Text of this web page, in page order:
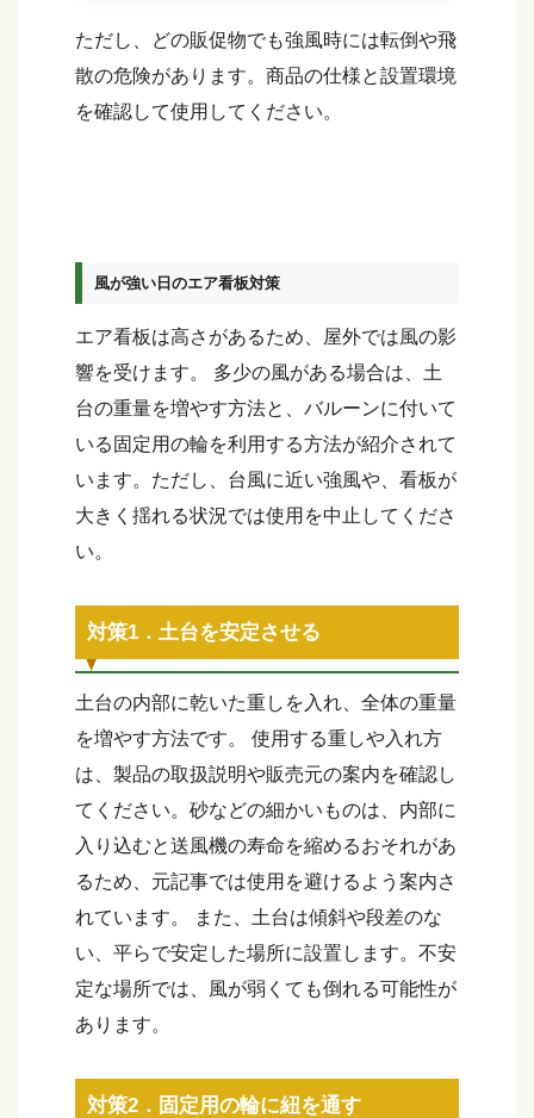
ただし、どの販促物でも強風時には転倒や飛
散の危険があります。商品の仕様と設置環境
を確認して使用してください。
風が強い日のエア看板対策
エア看板は高さがあるため、屋外では風の影
響を受けます。 多少の風がある場合は、土
台の重量を増やす方法と、バルーンに付いて
いる固定用の輪を利用する方法が紹介されて
います。ただし、台風に近い強風や、看板が
大きく揺れる状況では使用を中止してくださ
い。
対策1．土台を安定させる
土台の内部に乾いた重しを入れ、全体の重量
を増やす方法です。 使用する重しや入れ方
は、製品の取扱説明や販売元の案内を確認し
てください。砂などの細かいものは、内部に
入り込むと送風機の寿命を縮めるおそれがあ
るため、元記事では使用を避けるよう案内さ
れています。 また、土台は傾斜や段差のな
い、平らで安定した場所に設置します。不安
定な場所では、風が弱くても倒れる可能性が
あります。
対策2．固定用の輪に紐を通す